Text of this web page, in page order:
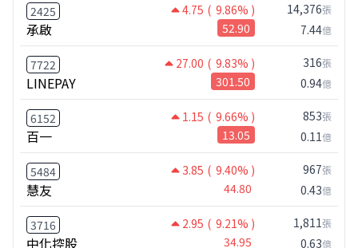
2425 4.75 ( 9.86% )
承啟 52.90
14,376張
7.44億
7722 27.00 ( 9.83% )
LINEPAY 301.50
316張
0.94億
6152 1.15 ( 9.66% )
百一 13.05
853張
0.11億
5484 3.85 ( 9.40% )
慧友 44.80
967張
0.43億
3716 2.95 ( 9.21% )
中化控股 34.95
1,811張
0.63億